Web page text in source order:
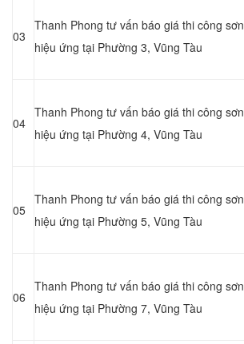
03
Thanh Phong tư vấn báo giá thi công sơn
hiệu ứng tại Phường 3, Vũng Tàu
04
Thanh Phong tư vấn báo giá thi công sơn
hiệu ứng tại Phường 4, Vũng Tàu
05
Thanh Phong tư vấn báo giá thi công sơn
hiệu ứng tại Phường 5, Vũng Tàu
06
Thanh Phong tư vấn báo giá thi công sơn
hiệu ứng tại Phường 7, Vũng Tàu